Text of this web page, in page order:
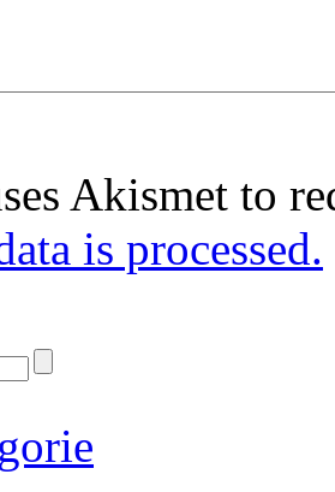
Akismet to
is processed.